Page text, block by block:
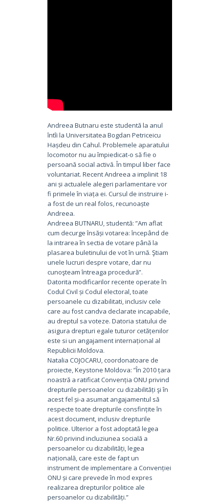
Andreea Butnaru este studentă la anul
întîi la Universitatea Bogdan Petriceicu
Hașdeu din Cahul. Problemele aparatului
locomotor nu au împiedicat-o să fie o
persoană social activă. În timpul liber face
voluntariat. Recent Andreea a implinit 18
ani și actualele alegeri parlamentare vor
fi primele în viața ei. Cursul de instruire i-
a fost de un real folos, recunoaște
Andreea.
Andreea BUTNARU, studentă: ”Am aflat
cum decurge însăși votarea: începând de
la intrarea în sectia de votare până la
plasarea buletinului de vot în urnă. Ştiam
unele lucruri despre votare, dar nu
cunoşteam întreaga procedură”.
Datorita modificarilor recente operate în
Codul Civil și Codul electoral, toate
persoanele cu dizabilitati, inclusiv cele
care au fost candva declarate incapabile,
au dreptul sa voteze. Datoria statului de
asigura drepturi egale tuturor cetățenilor
este si un angajament internațional al
Republicii Moldova.
Natalia COJOCARU, coordonatoare de
proiecte, Keystone Moldova: ”În 2010 țara
noastră a ratificat Convenția ONU privind
drepturile persoanelor cu dizabilități şi în
acest fel și-a asumat angajamentul să
respecte toate drepturile consfințite în
acest document, inclusiv drepturile
politice. Ulterior a fost adoptată legea
Nr.60 privind incluziunea socială a
persoanelor cu dizabilități, legea
națională, care este de fapt un
instrument de implementare a Convenției
ONU și care prevede în mod expres
realizarea drepturilor politice ale
persoanelor cu dizabilități.”